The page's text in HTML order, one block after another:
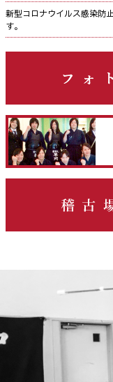
新型コロナウイルス感染防
す。